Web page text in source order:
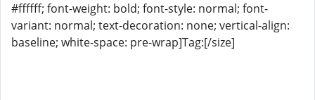
#ffffff; font-weight: bold; font-style: normal; font-
variant: normal; text-decoration: none; vertical-align:
baseline; white-space: pre-wrap]Tag:[/size]